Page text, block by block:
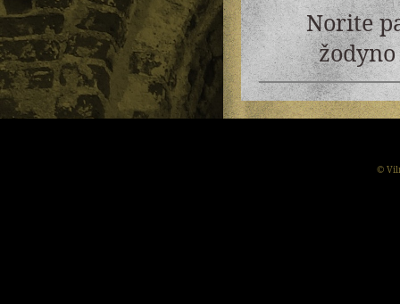
Norite
©